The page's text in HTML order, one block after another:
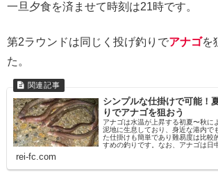
一旦夕食を済ませて時刻は21時です。
第2ラウンドは同じく投げ釣りでアナゴを
た。
シンプルな仕掛けで可能！
りでアナゴを狙おう
アナゴは水温が上昇する初夏〜秋に
泥地に生息しており、身近な港内で
た仕掛けも簡単であり難易度は比較
すめの釣りです。なお、アナゴは日
rei-fc.com